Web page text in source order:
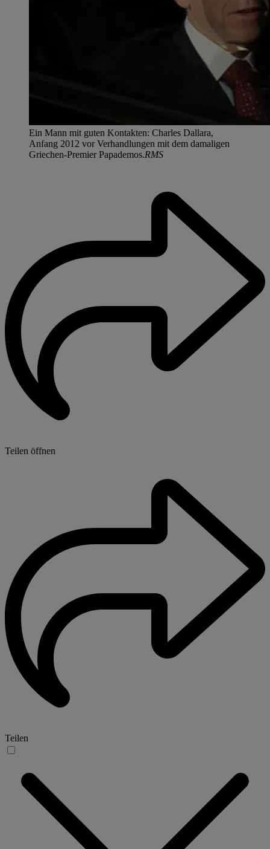
Ein Mann mit guten Kontakten: Charles Dallara,
Anfang 2012 vor Verhandlungen mit dem damaligen
Griechen-Premier Papademos.RMS
Teilen öffnen
Teilen